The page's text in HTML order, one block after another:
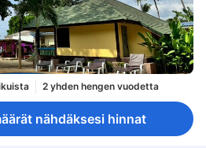
2 yhden hengen vuodetta
nähdäksesi hinnat